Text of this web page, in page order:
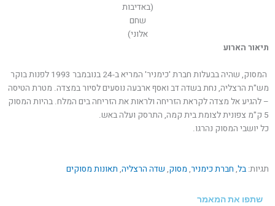
(באדיבות
שחם
אלוני)
תיאור הארוע
המסוק, שהיה בבעלות חברת 'כימניר' המריא ב-24 בנובמבר 1993 לפנות בוקר
מש"ת הרצליה, נחת בשדה דב ואסף ארבעה נוסעים לסיור במצדה. מטרת הטיסה
– להגיע אל מצדה לקראת הזריחה ולראות את הזריחה בים המלח. בהיות המסוק
5 ק"מ צפונית לצומת בית קמה, התרסק ועלה באש.
כל יושבי המסוק נהרגו.
תגיות: בל, חברת כימניר, מסוק, שדה הרצליה, תאונות מסוקים
שתפו את המאמר